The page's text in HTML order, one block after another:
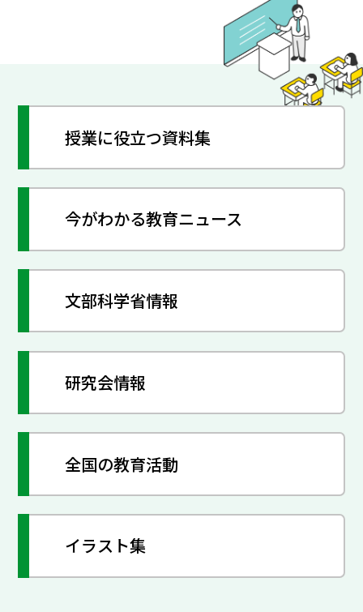
授業に役立つ資料集
今がわかる教育ニュース
文部科学省情報
研究会情報
全国の教育活動
イラスト集